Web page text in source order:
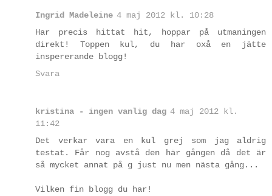
Ingrid Madeleine 4 maj 2012 kl. 10:28
Har precis hittat hit, hoppar på utmaningen
direkt! Toppen kul, du har oxå en jätte
inspererande blogg!
Svara
kristina - ingen vanlig dag 4 maj 2012 kl.
11:42
Det verkar vara en kul grej som jag aldrig
testat. Får nog avstå den här gången då det är
så mycket annat på g just nu men nästa gång...
Vilken fin blogg du har!